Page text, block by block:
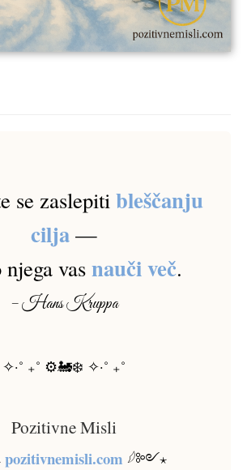
se zaslepiti bleščanju
cilja—
njega vas nauči več.
– Hans Kruppa
✧·˚ ₊˚ ⚙️🚂❄️ ✧·˚ ₊˚
Pozitivne Misli
pozitivnemisli.com 𓆪༻⋆